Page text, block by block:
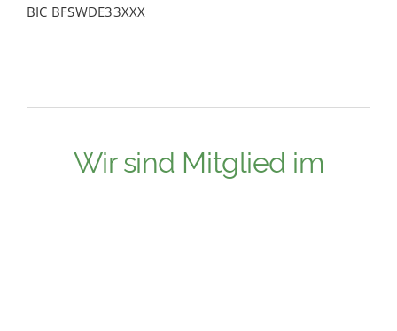
BIC BFSWDE33XXX
Wir sind Mitglied im